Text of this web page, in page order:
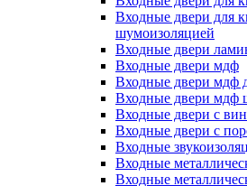
Входные двери для
шумоизоляцией
Входные двери
Входные двери мдф
Входные двери мдф
Входные двери мдф
Входные двери с
Входные двери с
Входные
Входные
Входные